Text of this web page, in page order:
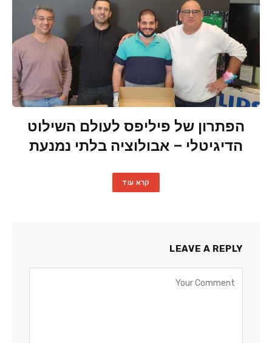
הפתרון של פיליפס לעולם השילוט
הדיגיטלי – אבולוציה בלתי נמנעת
קרא עוד
LEAVE A REPLY